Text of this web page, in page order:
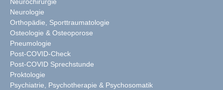
Neurologie
Orthopädie, Sporttraumatologie
Osteologie & Osteoporose
Pneumologie
Post-COVID-Check
Post-COVID Sprechstunde
Proktologie
Psychiatrie, Psychotherapie & Psychosomatik